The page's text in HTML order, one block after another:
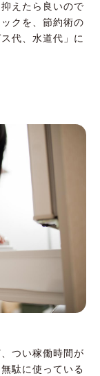
えたら良いので
クを、節約術の
代、水道代」に
つい稼働時間が
駄に使っている